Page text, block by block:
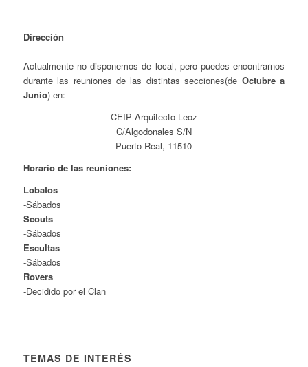
Dirección
Actualmente no disponemos de local, pero puedes encontrarnos
durante las reuniones de las distintas secciones(de Octubre a
Junio) en:
CEIP Arquitecto Leoz
C/Algodonales S/N
Puerto Real, 11510
Horario de las reuniones:
Lobatos
-Sábados
Scouts
-Sábados
Escultas
-Sábados
Rovers
-Decidido por el Clan
TEMAS DE INTERÉS